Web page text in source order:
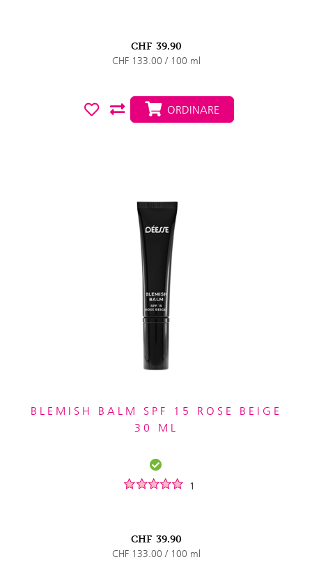
CHF 39.90
CHF 133.00 / 100 ml
ORDINARE
BLEMISH BALM SPF 15 ROSE BEIGE
30 ML
1
CHF 39.90
CHF 133.00 / 100 ml